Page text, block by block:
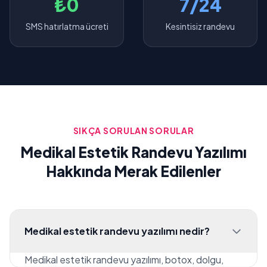
₺0
SMS hatırlatma ücreti
7/24
Kesintisiz randevu
SIKÇA SORULAN SORULAR
Medikal Estetik Randevu Yazılımı
Hakkında Merak Edilenler
Medikal estetik randevu yazılımı nedir?
Medikal estetik randevu yazılımı, botox, dolgu,